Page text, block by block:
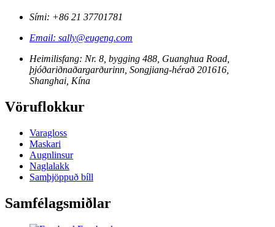
Sími: +86 21 37701781
Email: sally@eugeng.com
Heimilisfang: Nr. 8, bygging 488, Guanghua Road,
þjóðariðnaðargarðurinn, Songjiang-hérað 201616,
Shanghai, Kína
Vöruflokkur
Varagloss
Maskari
Augnlinsur
Naglalakk
Samþjöppuð bíll
Samfélagsmiðlar